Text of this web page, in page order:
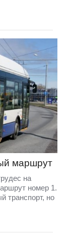
маршрут
на
номер 1.
транспорт, но